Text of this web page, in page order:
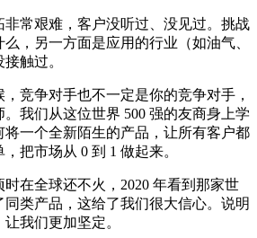
非常艰难，客户没听过、没见过。挑战
，另一方面是应用的行业（如油气、
触过。
竞争对手也不一定是你的竞争对手，
我们从这位世界 500 强的友商身上学
一个全新陌生的产品，让所有客户都
把市场从 0 到 1 做起来。
时在全球还不火，2020 年看到那家世
同类产品，这给了我们很大信心。说明
我们更加坚定。